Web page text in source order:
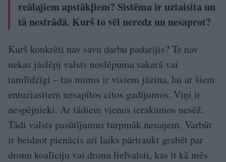
reālajiem apstākļiem? Sistēma ir uztaisīta un
tā nestrādā. Kurš to vēl neredz un nesaprot?
Kurš konkrēti nav savu darbu padarījis? Te nav
nekas jāslēpj valsts noslēpuma sakarā vai
tamlīdzīgi – tas mums ir visiem jāzina, lai ar šiem
entuziastiem nesapītos citos gadījumos. Viņi ir
nespējnieki. Ar tādiem vienos ierakumos nesēž.
Tādi valsts pasūtījumus turpmāk nesaņem. Varbūt
ir beidzot pienācis arī laiks pārtraukt grabēt par
dronu koalīciju vai dronu lielvalsti, kas it kā mēs